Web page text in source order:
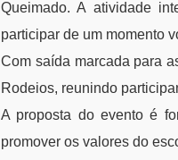
Queimado. A atividade
participar de um momento
Com saída marcada para
Rodeios, reunindo
A proposta do evento é
promover os valores do